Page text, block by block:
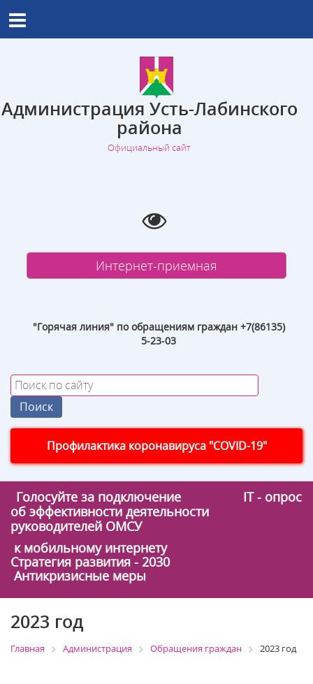
Администрация Усть-Лабинского
района
Официальный сайт
Интернет-приемная
"Горячая линия" по обращениям граждан +7(86135)
5-23-03
Профилактика коронавируса "COVID-19"
Голосуйте за подключение
IT - опрос
об эффективности деятельности
руководителей ОМСУ
к мобильному интернету
Стратегия развития - 2030
Антикризисные меры
2023 год
Главная Администрация Обращения граждан 2023 год